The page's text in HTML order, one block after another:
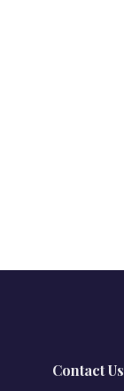
Contact Us